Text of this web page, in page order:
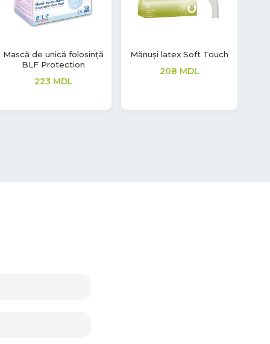
Mănuși nitril Soft Touch
Vivid
362 MDL
Mănuși latex Soft Touch
208 MDL